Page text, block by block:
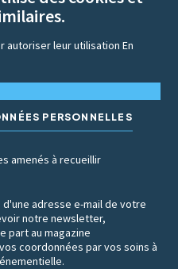
autoriser leur utilisationEn
PERSONNELLES
amenés à recueillir
adresse e-mail de votre
notre newsletter,
part au magazine
coordonnées par vos soins à